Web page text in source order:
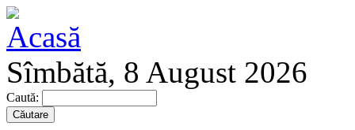
Sîmbătă, 8 August 2026
Caută: